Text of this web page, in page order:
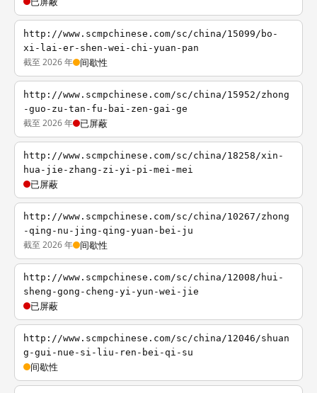
http://www.scmpchinese.com/sc/china/15099/bo-
xi-lai-er-shen-wei-chi-yuan-pan
截至 2026 年 间歇性
http://www.scmpchinese.com/sc/china/15952/zhong
-guo-zu-tan-fu-bai-zen-gai-ge
截至 2026 年 已屏蔽
http://www.scmpchinese.com/sc/china/18258/xin-
hua-jie-zhang-zi-yi-pi-mei-mei
已屏蔽
http://www.scmpchinese.com/sc/china/10267/zhong
-qing-nu-jing-qing-yuan-bei-ju
截至 2026 年 间歇性
http://www.scmpchinese.com/sc/china/12008/hui-
sheng-gong-cheng-yi-yun-wei-jie
已屏蔽
http://www.scmpchinese.com/sc/china/12046/shuan
g-gui-nue-si-liu-ren-bei-qi-su
间歇性